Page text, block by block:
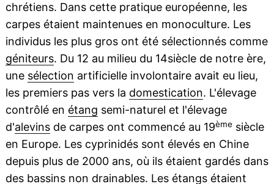
chrétiens. Dans cette pratique européenne, les
carpes étaient maintenues en monoculture. Les
individus les plus gros ont été sélectionnés comme
géniteurs. Du 12 au milieu du 14siècle de notre ère,
une sélection artificielle involontaire avait eu lieu,
les premiers pas vers la domestication. L'élevage
contrôlé en étang semi-naturel et l'élevage
d'alevinsde carpes ont commencé au 19èmesiècle
en Europe. Les cyprinidés sont élevés en Chine
depuis plus de 2000 ans, où ils étaient gardés dans
des bassins non drainables. Les étangs étaient